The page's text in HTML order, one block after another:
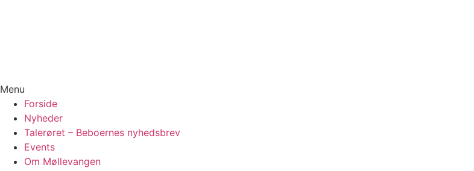
Menu
Forside
Nyheder
Talerøret – Beboernes nyhedsbrev
Events
Om Møllevangen